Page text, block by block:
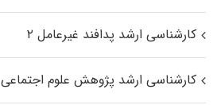
کارشناسی ارشد پدافند غیرعامل ۲
کارشناسی ارشد پژوهش علوم اجتماعی